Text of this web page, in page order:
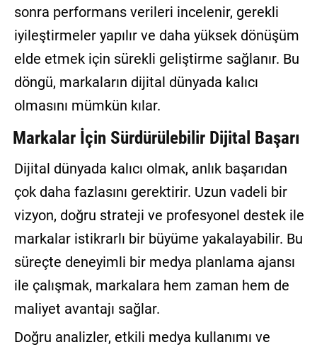
sonra performans verileri incelenir, gerekli
iyileştirmeler yapılır ve daha yüksek dönüşüm
elde etmek için sürekli geliştirme sağlanır. Bu
döngü, markaların dijital dünyada kalıcı
olmasını mümkün kılar.
Markalar İçin Sürdürülebilir Dijital Başarı
Dijital dünyada kalıcı olmak, anlık başarıdan
çok daha fazlasını gerektirir. Uzun vadeli bir
vizyon, doğru strateji ve profesyonel destek ile
markalar istikrarlı bir büyüme yakalayabilir. Bu
süreçte deneyimli bir medya planlama ajansı
ile çalışmak, markalara hem zaman hem de
maliyet avantajı sağlar.
Doğru analizler, etkili medya kullanımı ve